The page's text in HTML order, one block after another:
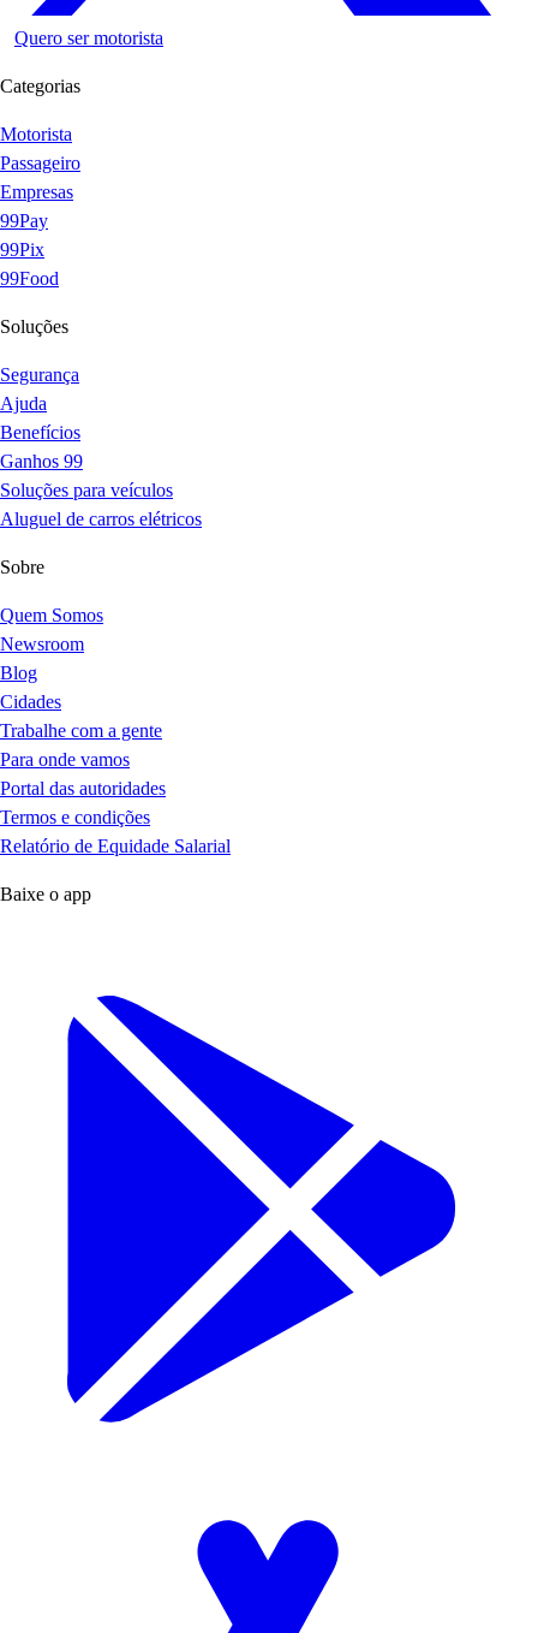
Quero ser motorista
Categorias
Motorista
Passageiro
Empresas
99Pay
99Pix
99Food
Soluções
Segurança
Ajuda
Benefícios
Ganhos 99
Soluções para veículos
Aluguel de carros elétricos
Sobre
Quem Somos
Newsroom
Blog
Cidades
Trabalhe com a gente
Para onde vamos
Portal das autoridades
Termos e condições
Relatório de Equidade Salarial
Baixe o app